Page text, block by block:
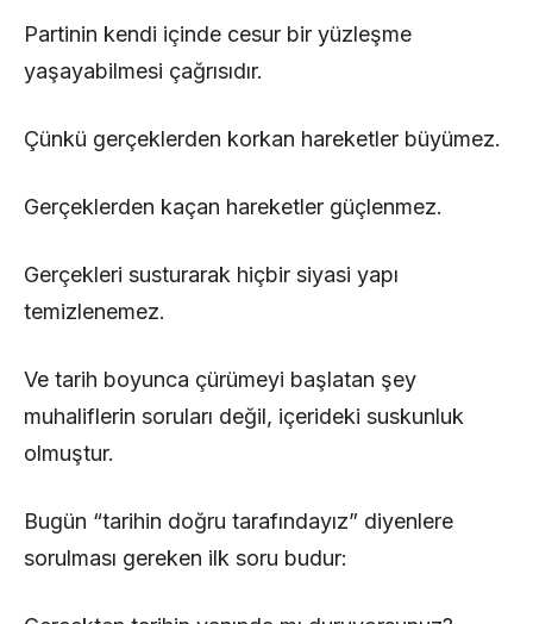
Partinin kendi içinde cesur bir yüzleşme
yaşayabilmesi çağrısıdır.
Çünkü gerçeklerden korkan hareketler büyümez.
Gerçeklerden kaçan hareketler güçlenmez.
Gerçekleri susturarak hiçbir siyasi yapı
temizlenemez.
Ve tarih boyunca çürümeyi başlatan şey
muhaliflerin soruları değil, içerideki suskunluk
olmuştur.
Bugün “tarihin doğru tarafındayız” diyenlere
sorulması gereken ilk soru budur: